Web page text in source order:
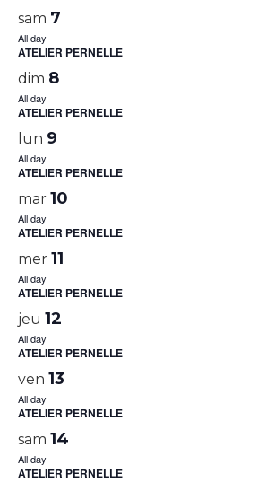
sam 7
All day
ATELIER PERNELLE
dim 8
All day
ATELIER PERNELLE
lun 9
All day
ATELIER PERNELLE
mar 10
All day
ATELIER PERNELLE
mer 11
All day
ATELIER PERNELLE
jeu 12
All day
ATELIER PERNELLE
ven 13
All day
ATELIER PERNELLE
sam 14
All day
ATELIER PERNELLE